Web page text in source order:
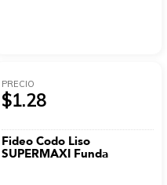
PRECIO
$1.28
Fideo Codo Liso
SUPERMAXI Funda